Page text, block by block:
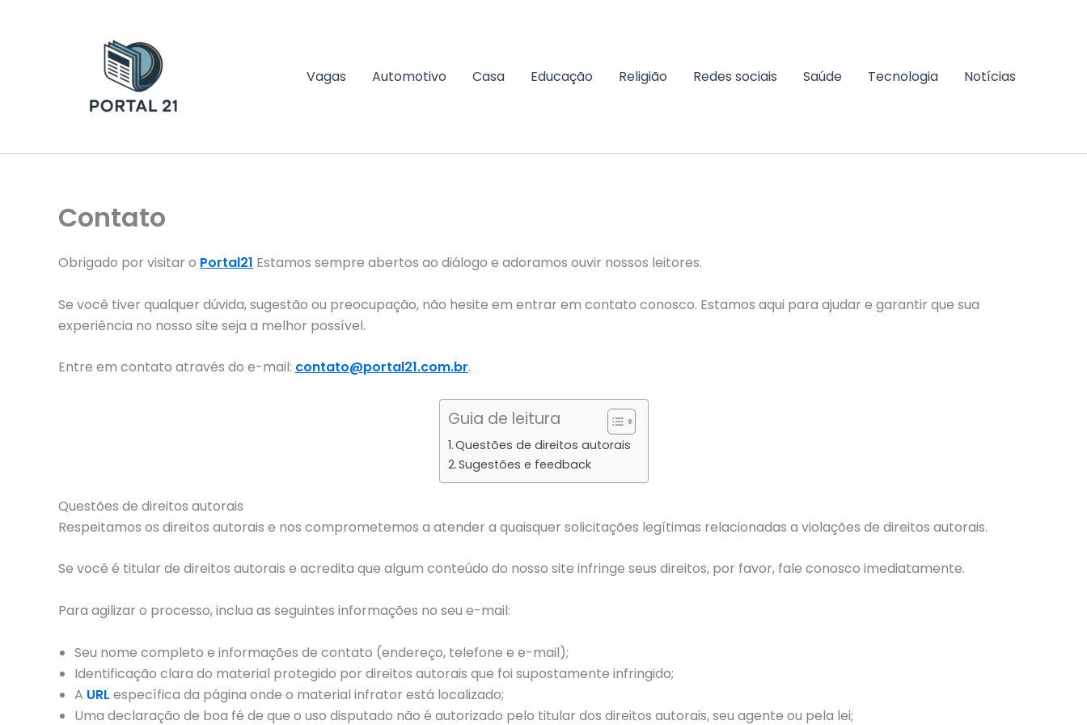
Vagas Automotivo Casa Educação Religião Redes sociais Saúde Tecnologia Notícias
Contato
Obrigado por visitar o Portal21 Estamos sempre abertos ao diálogo e adoramos ouvir nossos leitores.
Se você tiver qualquer dúvida, sugestão ou preocupação, não hesite em entrar em contato conosco. Estamos aqui para ajudar e garantir que sua
experiência no nosso site seja a melhor possível.
Entre em contato através do e-mail: contato@portal21.com.br.
Guia de leitura
Questões de direitos autorais
Sugestões e feedback
Questões de direitos autorais
Respeitamos os direitos autorais e nos comprometemos a atender a quaisquer solicitações legítimas relacionadas a violações de direitos autorais.
Se você é titular de direitos autorais e acredita que algum conteúdo do nosso site infringe seus direitos, por favor, fale conosco imediatamente.
Para agilizar o processo, inclua as seguintes informações no seu e-mail:
Seu nome completo e informações de contato (endereço, telefone e e-mail);
Identificação clara do material protegido por direitos autorais que foi supostamente infringido;
A URL específica da página onde o material infrator está localizado;
Uma declaração de boa fé de que o uso disputado não é autorizado pelo titular dos direitos autorais, seu agente ou pela lei;